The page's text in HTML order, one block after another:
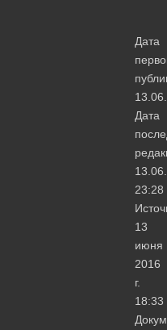
Дата
Дата
23:28
13
июня
2016
г.
18:33